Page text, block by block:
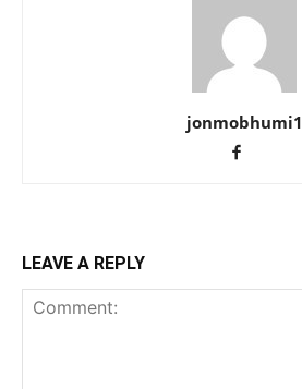
jonmobhumi1
LEAVE A REPLY